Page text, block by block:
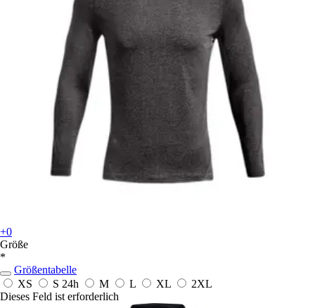
+0
Größe
*
Größentabelle
XS
S 24h M L XL
2XL
Dieses Feld ist erforderlich